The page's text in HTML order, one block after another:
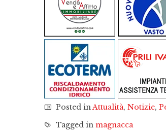
Posted inAttualità, Notizie,
Tagged in magnacca